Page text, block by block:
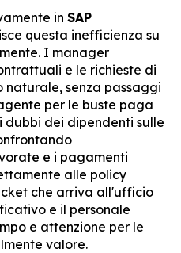
in SAP
questa inefficienza su
I manager
e le richieste di
naturale, senza passaggi
per le buste paga
dubbi dei dipendenti sulle
e i pagamenti
alle policy
che arriva all'ufficio
e il personale
e attenzione per le
valore.